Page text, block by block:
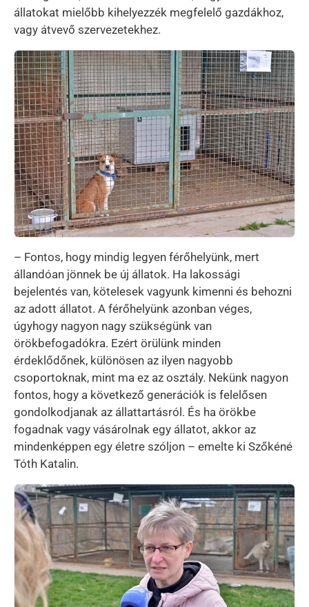
állatokat mielőbb kihelyezzék megfelelő gazdákhoz,
vagy átvevő szervezetekhez.
Kép
– Fontos, hogy mindig legyen férőhelyünk, mert
állandóan jönnek be új állatok. Ha lakossági
bejelentés van, kötelesek vagyunk kimenni és behozni
az adott állatot. A férőhelyünk azonban véges,
úgyhogy nagyon nagy szükségünk van
örökbefogadókra. Ezért örülünk minden
érdeklődőnek, különösen az ilyen nagyobb
csoportoknak, mint ma ez az osztály. Nekünk nagyon
fontos, hogy a következő generációk is felelősen
gondolkodjanak az állattartásról. És ha örökbe
fogadnak vagy vásárolnak egy állatot, akkor az
mindenképpen egy életre szóljon – emelte ki Szőkéné
Tóth Katalin.
Kép